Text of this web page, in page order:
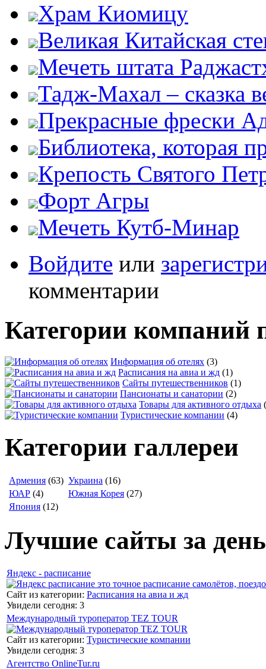
Храм Киомицу
Великая Китайская
Мечеть штата
Тадж-Махал – сказка
Прекрасные фрески
Библиотека, которая
Крепость Святого
Форт Агры
Мечеть Кутб-Минар
Войдите или
комментарии
Категории компаний
Информация об отелях (3)
Расписания на авиа и жд (1)
Сайты путешественников (1)
Пансионаты и санатории (2)
Товары для активного отдыха
Туристические компании (4)
Категории галлереи
Армения (63) Украина (16)
ЮАР (4) Южная Корея (27)
Япония (12)
Лучшие сайты за день
Яндекс - расписание
Сайт из категории: Расписания на авиа и жд
Увидели сегодня: 3
Международный туроператор TEZ TOUR
Сайт из категории: Туристические компании
Увидели сегодня: 3
Агентство OnlineTur.ru